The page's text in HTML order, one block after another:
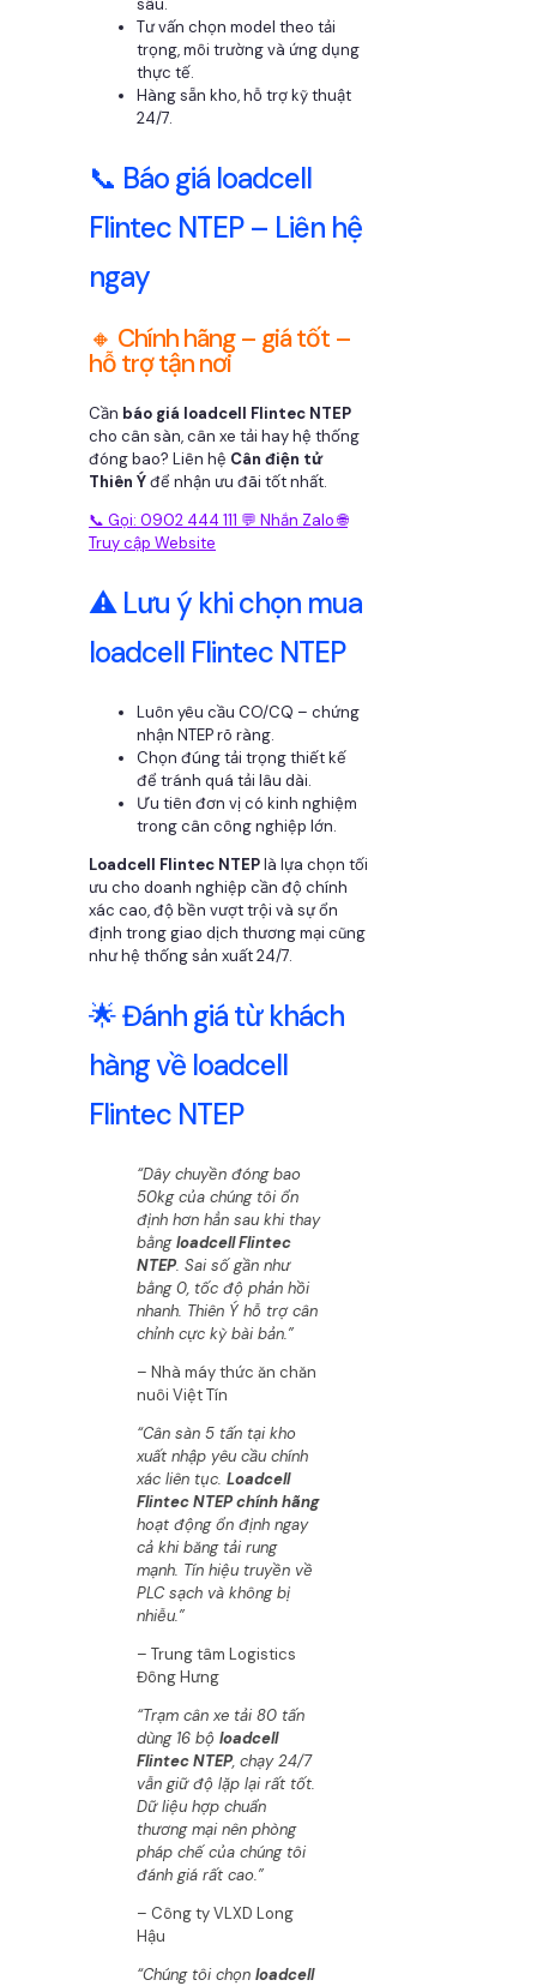
sâu.
Tư vấn chọn model theo tải
trọng, môi trường và ứng dụng
thực tế.
Hàng sẵn kho, hỗ trợ kỹ thuật
24/7.
📞 Báo giá loadcell
Flintec NTEP – Liên hệ
ngay
🔸 Chính hãng – giá tốt –
hỗ trợ tận nơi
Cần báo giá loadcell Flintec NTEP
cho cân sàn, cân xe tải hay hệ thống
đóng bao? Liên hệ Cân điện tử
Thiên Ýđể nhận ưu đãi tốt nhất.
📞 Gọi: 0902 444 111 💬 Nhắn Zalo🌐
Truy cập Website
⚠️ Lưu ý khi chọn mua
loadcell Flintec NTEP
Luôn yêu cầu CO/CQ – chứng
nhận NTEP rõ ràng.
Chọn đúng tải trọng thiết kế
để tránh quá tải lâu dài.
Ưu tiên đơn vị có kinh nghiệm
trong cân công nghiệp lớn.
Loadcell Flintec NTEPlà lựa chọn tối
ưu cho doanh nghiệp cần độ chính
xác cao, độ bền vượt trội và sự ổn
định trong giao dịch thương mại cũng
như hệ thống sản xuất 24/7.
🌟 Đánh giá từ khách
hàng về loadcell
Flintec NTEP
“Dây chuyền đóng bao
50kg của chúng tôi ổn
định hơn hẳn sau khi thay
bằngloadcell Flintec
NTEP. Sai số gần như
bằng 0, tốc độ phản hồi
nhanh. Thiên Ý hỗ trợ cân
chỉnh cực kỳ bài bản.”
– Nhà máy thức ăn chăn
nuôi Việt Tín
“Cân sàn 5 tấn tại kho
xuất nhập yêu cầu chính
xác liên tục. Loadcell
Flintec NTEP chính hãng
hoạt động ổn định ngay
cả khi băng tải rung
mạnh. Tín hiệu truyền về
PLC sạch và không bị
nhiễu.”
– Trung tâm Logistics
Đông Hưng
“Trạm cân xe tải 80 tấn
dùng 16 bộ loadcell
Flintec NTEP, chạy 24/7
vẫn giữ độ lặp lại rất tốt.
Dữ liệu hợp chuẩn
thương mại nên phòng
pháp chế của chúng tôi
đánh giá rất cao.”
– Công ty VLXD Long
Hậu
“Chúng tôi chọn loadcell